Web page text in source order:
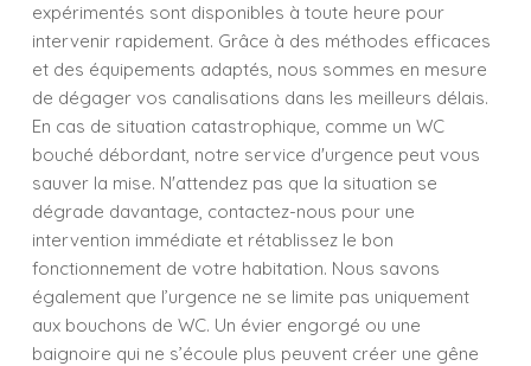
expérimentés sont disponibles à toute heure pour
intervenir rapidement. Grâce à des méthodes efficaces
et des équipements adaptés, nous sommes en mesure
de dégager vos canalisations dans les meilleurs délais.
En cas de situation catastrophique, comme un WC
bouché débordant, notre service d'urgence peut vous
sauver la mise. N'attendez pas que la situation se
dégrade davantage, contactez-nous pour une
intervention immédiate et rétablissez le bon
fonctionnement de votre habitation. Nous savons
également que l’urgence ne se limite pas uniquement
aux bouchons de WC. Un évier engorgé ou une
baignoire qui ne s’écoule plus peuvent créer une gêne